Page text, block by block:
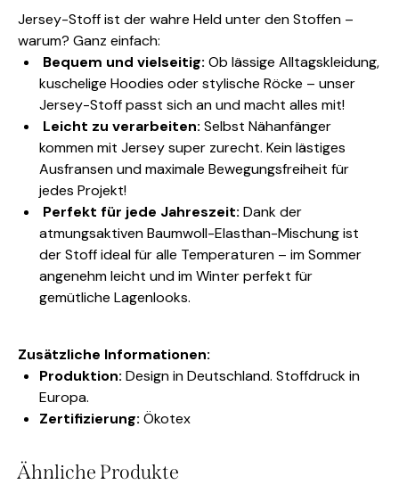
Jersey-Stoff ist der wahre Held unter den Stoffen –
warum? Ganz einfach:
Bequem und vielseitig: Ob lässige Alltagskleidung,
kuschelige Hoodies oder stylische Röcke – unser
Jersey-Stoff passt sich an und macht alles mit!
Leicht zu verarbeiten: Selbst Nähanfänger
kommen mit Jersey super zurecht. Kein lästiges
Ausfransen und maximale Bewegungsfreiheit für
jedes Projekt!
Perfekt für jede Jahreszeit: Dank der
atmungsaktiven Baumwoll-Elasthan-Mischung ist
der Stoff ideal für alle Temperaturen – im Sommer
angenehm leicht und im Winter perfekt für
gemütliche Lagenlooks.
Zusätzliche Informationen:
Produktion: Design in Deutschland. Stoffdruck in
Europa.
Zertifizierung: Ökotex
Ähnliche Produkte